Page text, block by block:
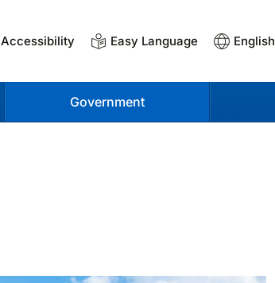
Accessibility Easy Language English
Government